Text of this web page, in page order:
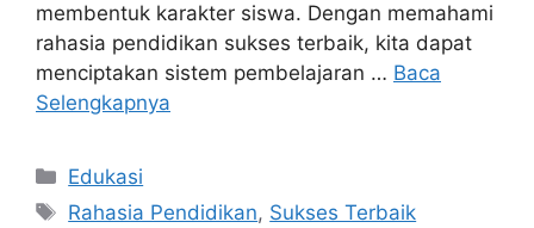
membentuk karakter siswa. Dengan memahami
rahasia pendidikan sukses terbaik, kita dapat
menciptakan sistem pembelajaran … Baca
Selengkapnya
Kategori
Edukasi
Tag
Rahasia Pendidikan, Sukses Terbaik